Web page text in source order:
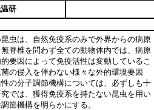
研
虫は、自然免疫系のみで外界からの病原
脊椎を問わず全ての動物体内では、病原
要因によって免疫活性は変動しているこ
の侵入を伴わない様々な外的環境要因
の分子調節機構については、必ずしも十
では、獲得免疫系を持たない昆虫を用い
節機構を明らかにする。